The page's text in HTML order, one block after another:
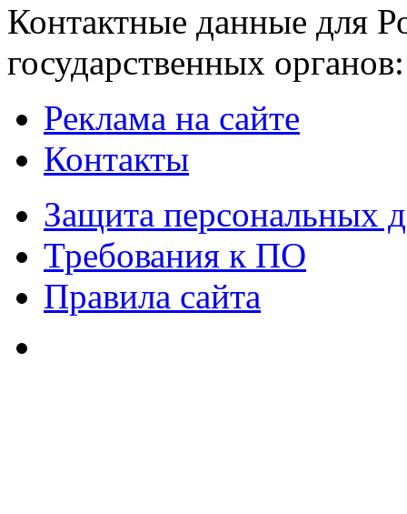
Контактные данные для
государственных
Реклама на сайте
Контакты
Защита персональных
Требования к ПО
Правила сайта